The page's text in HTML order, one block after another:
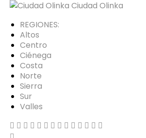
Ciudad Olinka
REGIONES:
Altos
Centro
Ciénega
Costa
Norte
Sierra
Sur
Valles